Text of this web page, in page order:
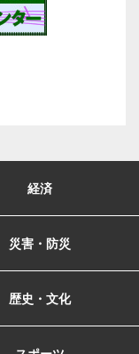
経済
災害・防災
歴史・文化